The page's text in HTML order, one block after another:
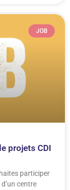
JOB
projets CDI
participer
centre